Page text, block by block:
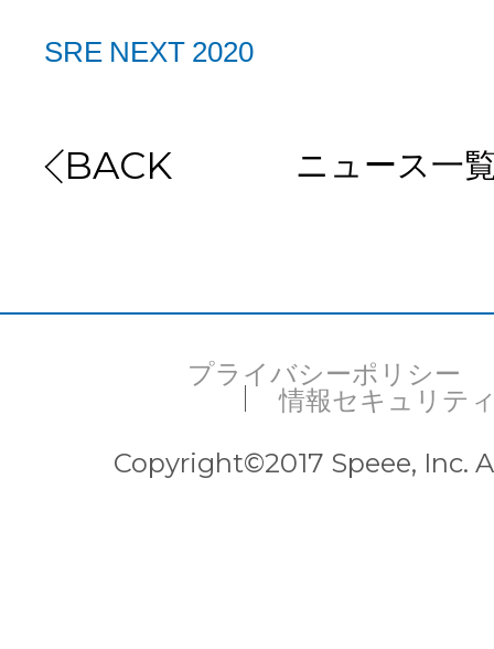
SRE NEXT 2020
BACK ニュース一
プライバシーポリシー
情報セキュリテ
Copyright©2017 Speee, Inc.